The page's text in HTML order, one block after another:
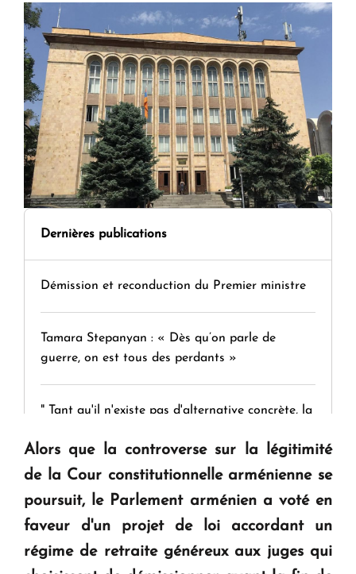
Dernières publications
Démission et reconduction du Premier ministre
Tamara Stepanyan : « Dès qu’on parle de
guerre, on est tous des perdants »
" Tant qu'il n'existe pas d'alternative concrète, la
KASA : 30 ans d'audace, de résilience et d'avenir
en Arménie
Le premier hôtel Hyatt Regency d'Arménie
Alors que la controverse sur la légitimité
de la Cour constitutionnelle arménienne se
poursuit, le Parlement arménien a voté en
faveur d'un projet de loi accordant un
régime de retraite généreux aux juges qui